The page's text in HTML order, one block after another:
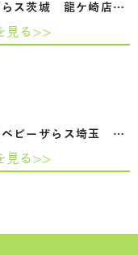
トイザラスベビーザらス茨城 龍ケ崎店「JA…
見る>>
初開催！トイザラスベビーザらス埼玉 所沢…
見る>>